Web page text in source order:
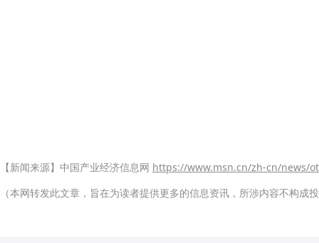
【新闻来源】中国产业经济信息网 https://www.msn.cn/zh-cn/news/
（本网转发此文章，旨在为读者提供更多的信息资讯，所涉内容不构